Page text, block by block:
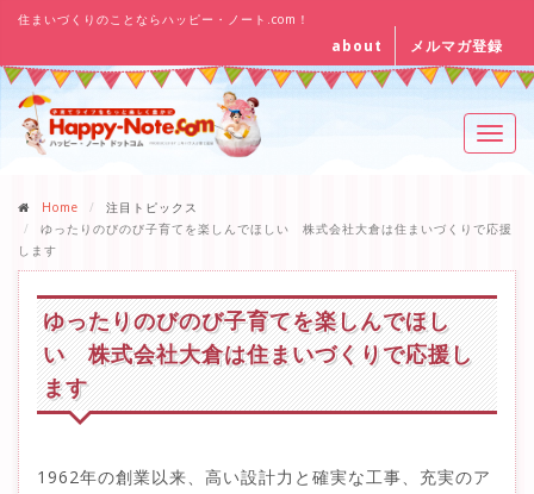
住まいづくりのことならハッピー・ノート.com！
about メルマガ登録
Home
注目トピックス
ゆったりのびのび子育てを楽しんでほしい 株式会社大倉は住まいづくりで応援
します
ゆったりのびのび子育てを楽しんでほし
い 株式会社大倉は住まいづくりで応援し
ます
1962年の創業以来、高い設計力と確実な工事、充実のア